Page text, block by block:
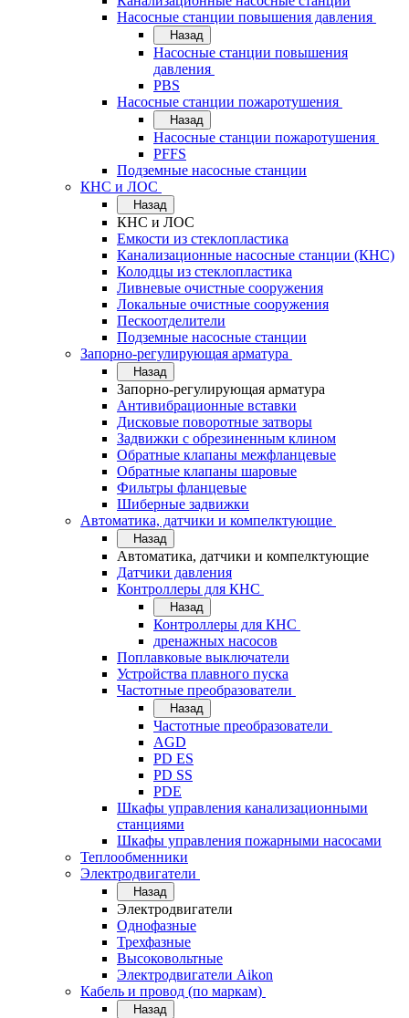
Насосные станции повышения давления
Назад
Насосные станции повышения
давления
PBS
Насосные станции пожаротушения
Назад
Насосные станции пожаротушения
PFFS
Подземные насосные станции
КНС и ЛОС
Назад
КНС и ЛОС
Емкости из стеклопластика
Канализационные насосные станции (КНС)
Колодцы из стеклопластика
Ливневые очистные сооружения
Локальные очистные сооружения
Пескоотделители
Подземные насосные станции
Запорно-регулирующая арматура
Назад
Запорно-регулирующая арматура
Антивибрационные вставки
Дисковые поворотные затворы
Задвижки с обрезиненным клином
Обратные клапаны межфланцевые
Обратные клапаны шаровые
Фильтры фланцевые
Шиберные задвижки
Автоматика, датчики и компелктующие
Назад
Автоматика, датчики и компелктующие
Датчики давления
Контроллеры для КНС
Назад
Контроллеры для КНС
дренажных насосов
Поплавковые выключатели
Устройства плавного пуска
Частотные преобразователи
Назад
Частотные преобразователи
AGD
PD ES
PD SS
PDE
Шкафы управления канализационными
станциями
Шкафы управления пожарными насосами
Теплообменники
Электродвигатели
Назад
Электродвигатели
Однофазные
Трехфазные
Высоковольтные
Электродвигатели Aikon
Кабель и провод (по маркам)
Назад